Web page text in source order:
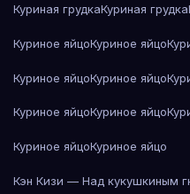
Куриная грудкаКуриная грудка
Куриное яйцоКуриное яйцо
Куриное яйцоКуриное яйцо
Куриное яйцоКуриное яйцо
Куриное яйцоКуриное яйцо
Кэн Кизи — Над кукушкиным